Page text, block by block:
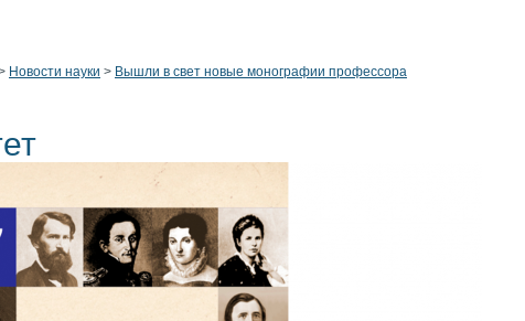
Новости науки > Вышли в свет новые монографии профессора